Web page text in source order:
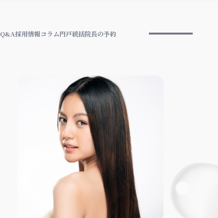
Q&A採用情報コラム円戸統括院長の予約